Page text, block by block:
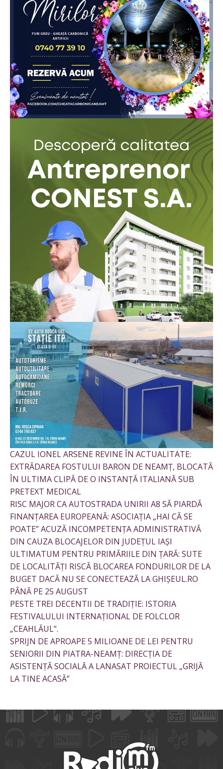
CAZUL IONEL ARSENE REVINE ÎN ACTUALITATE:
EXTRĂDAREA FOSTULUI BARON DE NEAMȚ, BLOCATĂ
ÎN ULTIMA CLIPĂ DE O INSTANȚĂ ITALIANĂ SUB
PRETEXT MEDICAL
RISC MAJOR CA AUTOSTRADA UNIRII A8 SĂ PIARDĂ
FINANȚAREA EUROPEANĂ: ASOCIAȚIA „HAI CĂ SE
POATE” ACUZĂ INCOMPETENȚA ADMINISTRATIVĂ
DIN CAUZA BLOCAJELOR DIN JUDEȚUL IAȘI
ULTIMATUM PENTRU PRIMĂRIILE DIN ȚARĂ: SUTE
DE LOCALITĂȚI RISCĂ BLOCAREA FONDURILOR DE LA
BUGET DACĂ NU SE CONECTEAZĂ LA GHIȘEUL.RO
PÂNĂ PE 25 AUGUST
PESTE TREI DECENTII DE TRADIȚIE: ISTORIA
FESTIVALULUI INTERNAȚIONAL DE FOLCLOR
„CEAHLĂUL”.
SPRIJN DE APROAPE 5 MILIOANE DE LEI PENTRU
SENIORII DIN PIATRA-NEAMȚ: DIRECȚIA DE
ASISTENȚĂ SOCIALĂ A LANASAT PROIECTUL „GRIJĂ
LA TINE ACASĂ”